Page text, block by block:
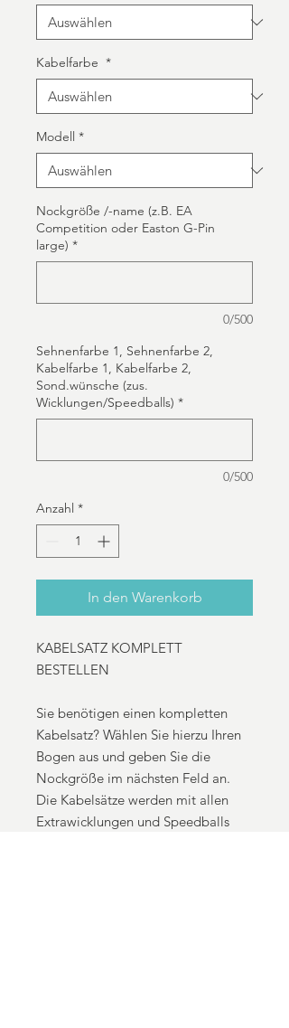
Kabelfarbe *
Modell *
Nockgröße /-name (z.B. EA
Competition oder Easton G-Pin
large) *
0/500
Sehnenfarbe 1, Sehnenfarbe 2,
Kabelfarbe 1, Kabelfarbe 2,
Sond.wünsche (zus.
Wicklungen/Speedballs) *
0/500
Anzahl *
In den Warenkorb
KABELSATZ KOMPLETT
BESTELLEN
Sie benötigen einen kompletten
Kabelsatz? Wählen Sie hierzu Ihren
Bogen aus und geben Sie die
Nockgröße im nächsten Feld an.
Die Kabelsätze werden mit allen
Extrawicklungen und Speedballs